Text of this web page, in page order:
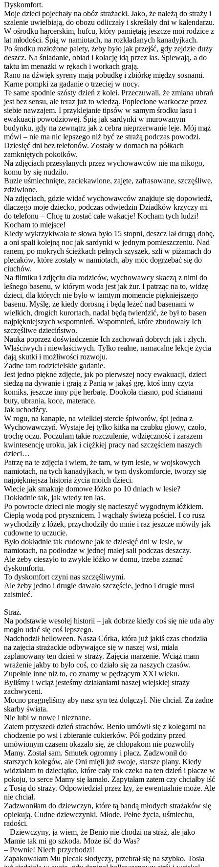
Dyskomfort.
Moje dzieci pojechały na obóz strażacki. Jako, że należą do straży i
szalenie uwielbiają, do obozu odliczały i skreślały dni w kalendarzu.
W ośrodku harcerskim, hufcu, który pamiętają jeszcze moi rodzice z
lat młodości. Śpią w namiotach, na rozkładanych kanadyjkach.
Po środku rozłożone palety, żeby było jak przejść, gdy zejdzie duży
deszcz. Na śniadanie, obiad i kolację idą przez las. Śpiewają, a do
taktu im menażki w rękach i workach grają.
Rano na dźwięk syreny mają pobudkę i zbiórkę między sosnami.
Karne pompki za gadanie o trzeciej w nocy.
Te same spodnie szósty dzień z kolei. Przeczuwali, że zmiana ubrań
jest bez sensu, ale teraz już to wiedzą. Poplecione warkocze przez
siebie nawzajem. I przyklejanie tipsów w samym środku lasu i
ewakuacji powodziowej. Śpią jak sardynki w murowanym
budynku, gdy na zewnątrz jak z cebra nieprzerwanie leje. Mój mąż
mówi – nie ma nic lepszego niż być ze strażą podczas powodzi.
Dziesięć dni bez telefonów. Zostały w domach na półkach
zamkniętych pokoików.
Na zdjęciach przesyłanych przez wychowawców nie ma nikogo,
komu by się nudziło.
Buzie uśmiechnięte, zaciekawione, zajęte, zafrasowane, szczęśliwe,
zdziwione.
Na zdjęciach, gdzie widać wychowawców znajduje się dopowiedź,
dlaczego moje dziecko, podczas odwiedzin Dziadków krzyczy mi
do telefonu – Chcę tu zostać całe wakacje! Kocham tych ludzi!
Kocham to miejsce!
Kiedy wykrzykiwała te słowa było 15 stopni, deszcz lał drugą dobę,
a oni spali kolejną noc jak sardynki w jednym pomieszczeniu. Nad
ranem, po mokrych ścieżkach pełnych szyszek, szli w piżamach do
plecaków, które zostały w namiotach, aby móc dogrzebać się do
ciuchów.
Na filmiku i zdjęciu dla rodziców, wychowawcy skaczą z nimi do
leśnego basenu, w którym woda jest jak żur. I patrząc na to, widzę
dzieci, dla których nie było w tamtym momencie piękniejszego
basenu. Myślę, że kiedy dorosną i będą leżeć nad basenami w
wielkich, drogich kurortach, nadal będą twierdzić, że był to basen
najpiękniejszych wspomnień. Wspomnień, które zbudowały Ich
szczęśliwe dzieciństwo.
Nauka poprzez doświadczenie Ich zachowań dobrych jak i złych.
Właściwych i niewłaściwych. Tylko realne, namacalne lekcje życia
dają skutki i możliwości rozwoju.
Żadne tam rodzicielskie gadanie.
Jest jedno piękne zdjęcie, jak po pierwszej nocy ewakuacji, dzieci
siedzą na dywanie i grają z Panią w jakąś grę, ktoś inny czyta
komiks, jeszcze inny pije herbatę. Dookoła ciasno, pod ścianami
buty, ubrania, koce, materace.
Jak uchodźcy.
W rogu, na kanapie, na wielkiej stercie śpiworów, śpi jedna z
Wychowawczyń. Wystaje Jej tylko kitka na czubku głowy, czoło,
trochę oczu. Poczułam takie rozczulenie, wdzięczność i zarazem
kwintesencję uroku, jak i ciężkiej pracy nad szczęściem naszych
dzieci…
Patrzę na te zdjęcia i wiem, że tam, w tym lesie, w wojskowych
namiotach, na tych kanadyjkach, w tym dyskomforcie, tworzy się
najpiękniejsza historia życia moich dzieci.
Wiecie jak smakuje domowe łóżko po 10 dniach w lesie?
Dokładnie tak, jak wtedy ten las.
Po powrocie dzieci nie mogły się nacieszyć wygodnym łóżkiem.
Ciepłą wodą pod prysznicem. I wąchały świeżą pościel. I co rusz
wychodziły z łóżek, przychodziły do mnie i raz jeszcze mówiły jak
cudowne to uczucie.
Było dokładnie tak cudowne jak te dziesięć dni w lesie, w
namiotach, na podłodze w jednej małej sali podczas deszczy.
Ale żeby cieszyło to zwykłe łóżko w domu, trzeba zaznać
dyskomfortu.
To dyskomfort czyni nas szczęśliwymi.
Ale żeby jedno i drugie dawało szczęście, jedno i drugie musi
zaistnieć.
Straż.
Na podstawie wesołej historii – jak dobrze kiedy coś się nie uda aby
mogło udać się coś lepszego.
Nadchodził helloween. Nasza Córka, która już jakiś czas chodziła
na zajęcia strażackie odbywające się w naszej wsi, miała
zaplanowany ten dzień w straży. Zajęcia marzenie. Wciąż mam
wrażenie jakby to było coś, co działo się za naszych czasów.
Zupełnie inne niż to, co znamy w pędzącym XXI wieku.
Byliśmy i wciąż jesteśmy działaniami naszej wiejskiej straży
zachwyceni.
Mocno pragnęliśmy aby nasz syn też dołączył. Nie chciał. Za żadne
skarby świata.
Nie lubi w nowe i nieznane.
Zatem przyszedł dzień strachów. Benio umówił się z kolegami na
chodzenie po wsi i zbieranie cukierków. Pół godziny przed
umówionym czasem okazało się, że chłopakom nie pozwoliły
Mamy. Został sam. Smutek ogromny i płacz. Zadzwonił do
starszych kolegów, ale Oni mięli już swoje, starsze plany. Kiedy
widziałam to dzieciątko, które cały rok czeka na ten dzień i płacze w
pokoju, to serce Mamy się łamało. Zapytałam zatem czy chciałby iść
z Tosią do straży. Odpowiedział przez łzy, że ewentualnie może. Ale
nie chciał.
Zadzwoniłam do dziewczyn, które tą bandą młodych strażaków się
opiekują. Cudne dziewczynki. Młode. Pełne życia, uśmiechu,
radości.
– Dziewczyny, ja wiem, że Benio nie chodzi na straż, ale jako
Mamie tak mi go szkoda. Może iść do Was?
– Pewnie! Niech przychodzi!
Zapakowałam Mu plecak słodyczy, przebrał się na szybko. Tosia